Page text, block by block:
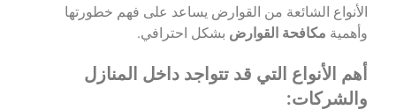
الأنواع الشائعة من القوارض يساعد على فهم خطورتها
وأهمية مكافحة القوارض بشكل احترافي.
أهم الأنواع التي قد تتواجد داخل المنازل
والشركات: